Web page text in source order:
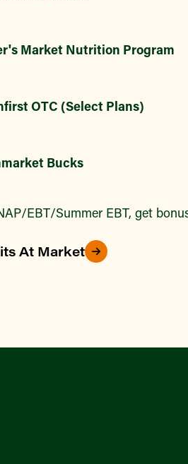
Market Nutrition Program
OTC (Select Plans)
Bucks
EBT/Summer EBT, get
At Market